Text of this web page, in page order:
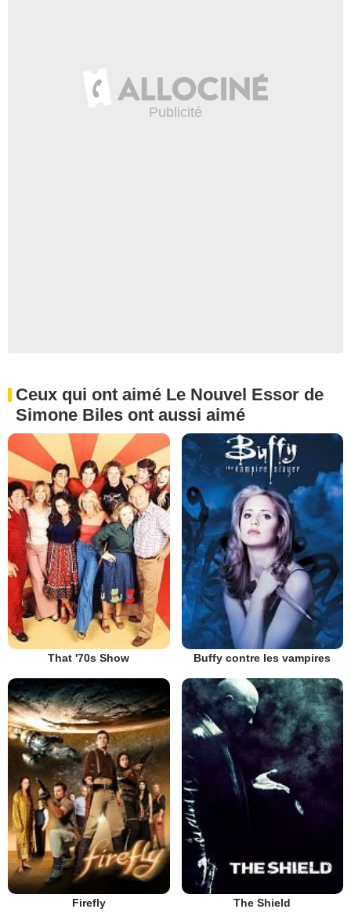
Ceux qui ont aimé Le Nouvel Essor de
Simone Biles ont aussi aimé
That '70s Show Buffy contre les vampires
Firefly The Shield